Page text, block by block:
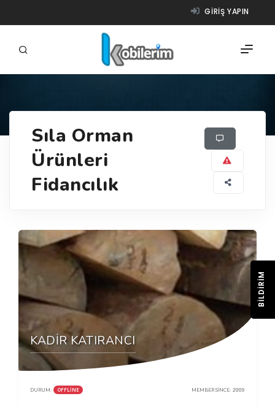
GIRIŞ YAPIN
ÜRÜNLER
Sıla Orman
Ürünleri
Fidancılık
KADİR KATIRANCI
DURUM: OFFLINE MEMBER SINCE: 2009
BILDIRIM